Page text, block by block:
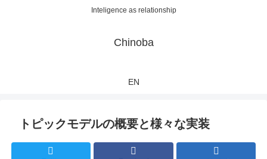
Inteligence as relationship
Chinoba
EN
トピックモデルの概要と様々な実装